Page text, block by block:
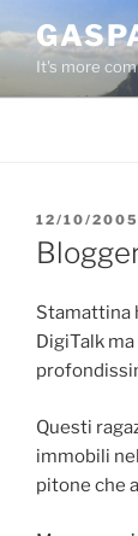
al
contenuto
It's more
IL
12/10/2005
Stamattina
DigiTalk
Questi
immobili
pitone che